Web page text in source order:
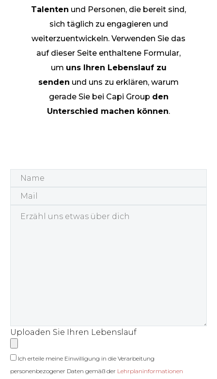
Talenten und Personen, die bereit sind,
sich täglich zu engagieren und
weiterzuentwickeln. Verwenden Sie das
auf dieser Seite enthaltene Formular,
um uns Ihren Lebenslauf zu
senden und uns zu erklären, warum
gerade Sie bei Capi Group den
Unterschied machen können.
Uploaden Sie Ihren Lebenslauf
Ich erteile meine Einwilligung in die Verarbeitung
personenbezogener Daten gemäß der Lehrplaninformationen